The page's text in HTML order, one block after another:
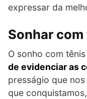
expressar da
Sonhar
O sonho com
de evidenciar as
presságio que
que